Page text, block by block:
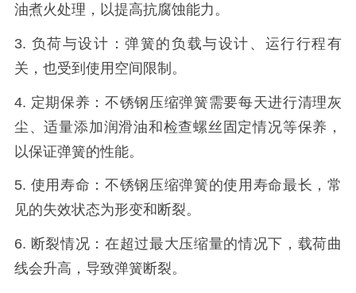
油煮火处理，以提高抗腐蚀能力。
3. 负荷与设计：弹簧的负载与设计、运行行程有
关，也受到使用空间限制。
4. 定期保养：不锈钢压缩弹簧需要每天进行清理灰
尘、适量添加润滑油和检查螺丝固定情况等保养，
以保证弹簧的性能。
5. 使用寿命：不锈钢压缩弹簧的使用寿命最长，常
见的失效状态为形变和断裂。
6. 断裂情况：在超过最大压缩量的情况下，载荷曲
线会升高，导致弹簧断裂。